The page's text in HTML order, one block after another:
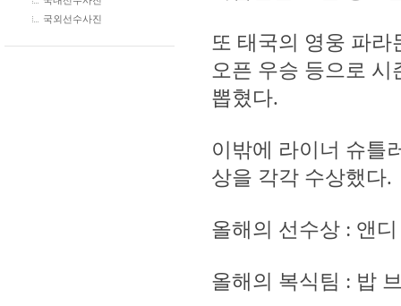
국외선수사진
또 태국의 영웅 파
오픈 우승 등으로
뽑혔다.
이밖에 라이너 슈틀
상을 각각 수상했다.
올해의 선수상 : 앤
올해의 복식팀 : 밥